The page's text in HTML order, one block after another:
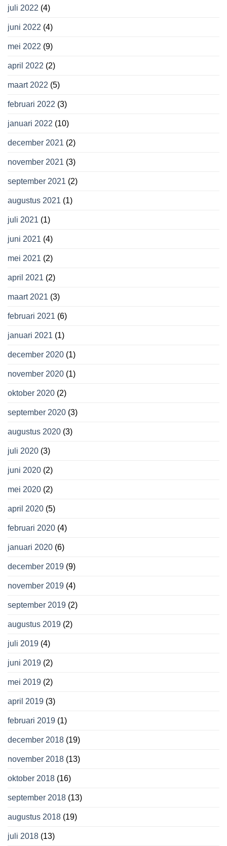
juli 2022 (4)
juni 2022 (4)
mei 2022 (9)
april 2022 (2)
maart 2022 (5)
februari 2022 (3)
januari 2022 (10)
december 2021 (2)
november 2021 (3)
september 2021 (2)
augustus 2021 (1)
juli 2021 (1)
juni 2021 (4)
mei 2021 (2)
april 2021 (2)
maart 2021 (3)
februari 2021 (6)
januari 2021 (1)
december 2020 (1)
november 2020 (1)
oktober 2020 (2)
september 2020 (3)
augustus 2020 (3)
juli 2020 (3)
juni 2020 (2)
mei 2020 (2)
april 2020 (5)
februari 2020 (4)
januari 2020 (6)
december 2019 (9)
november 2019 (4)
september 2019 (2)
augustus 2019 (2)
juli 2019 (4)
juni 2019 (2)
mei 2019 (2)
april 2019 (3)
februari 2019 (1)
december 2018 (19)
november 2018 (13)
oktober 2018 (16)
september 2018 (13)
augustus 2018 (19)
juli 2018 (13)